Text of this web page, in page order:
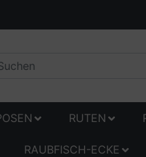
RUTEN
RAUBFISCH-ECKE